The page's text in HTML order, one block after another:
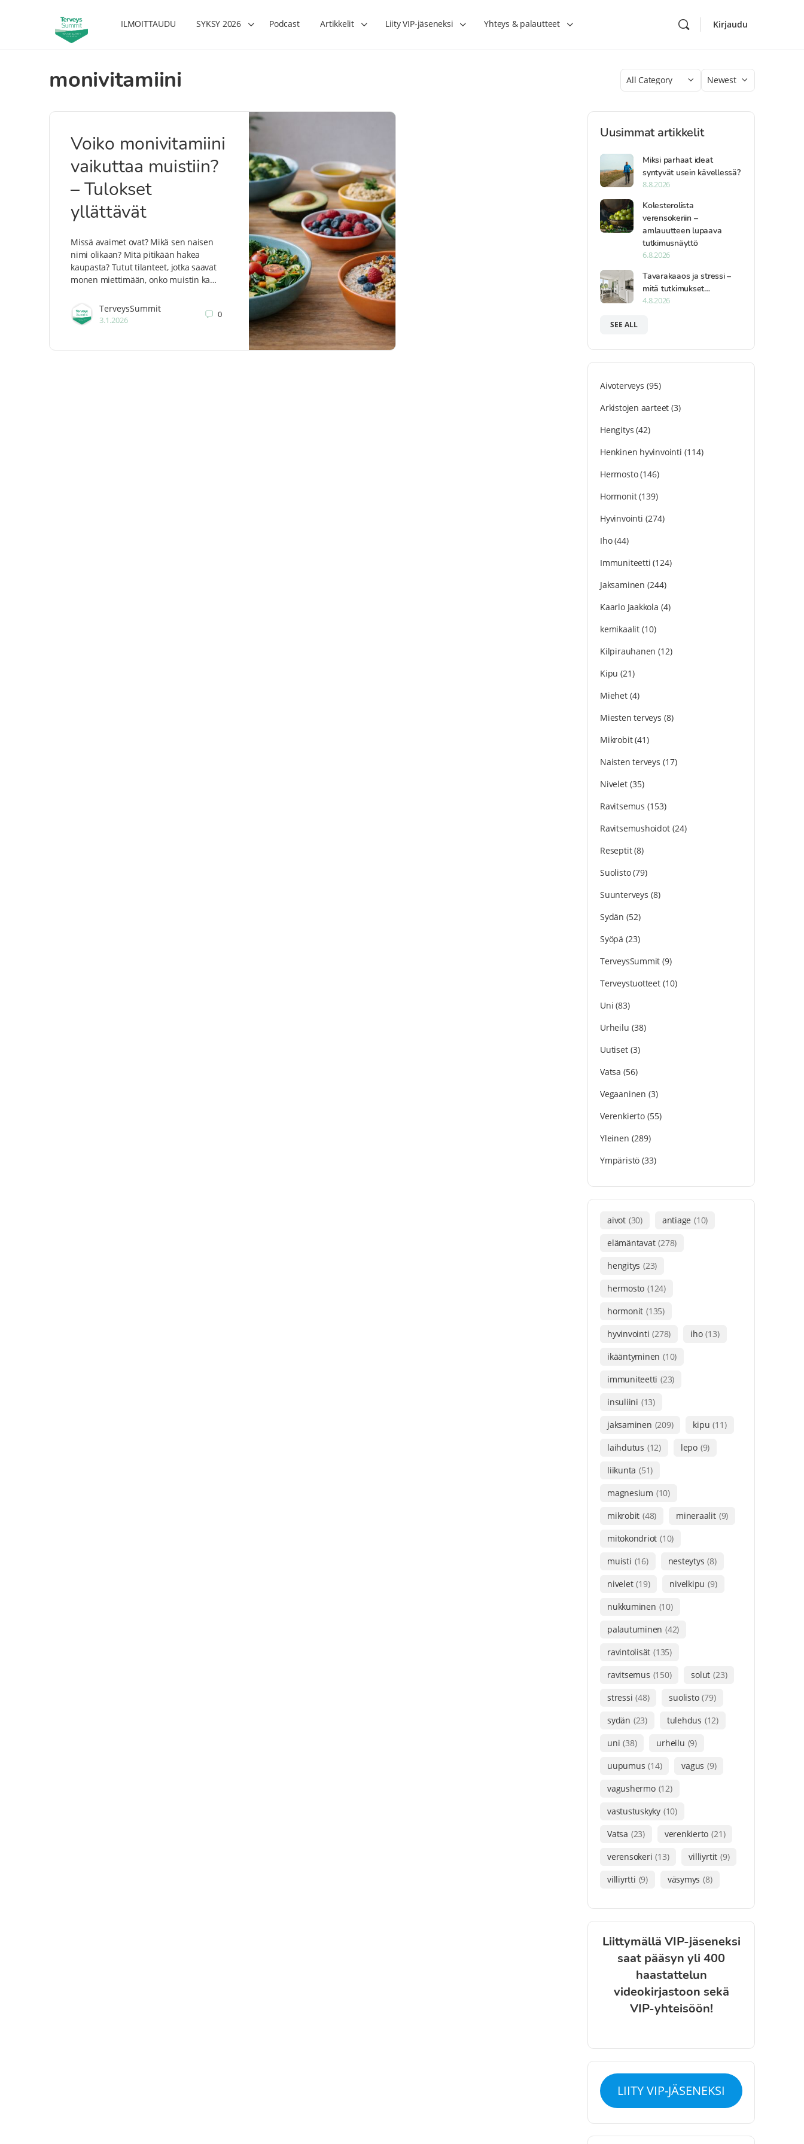
ILMOITTAUDU SYKSY 2026 Podcast Artikkelit Liity VIP-jäseneksi Yhteys & palautteet Kirjaudu
monivitamiini Category
Sort
Voiko monivitamiini
vaikuttaa muistiin?
– Tulokset
yllättävät
Missä avaimet ovat? Mikä sen naisen
nimi olikaan? Mitä pitikään hakea
kaupasta? Tutut tilanteet, jotka saavat
monen miettimään, onko muistin ka…
TerveysSummit
3.1.2026
0
Uusimmat artikkelit
Miksi parhaat ideat
syntyvät usein kävellessä?
8.8.2026
Kolesterolista
verensokeriin –
amlauutteen lupaava
tutkimusnäyttö
6.8.2026
Tavarakaaos ja stressi –
mitä tutkimukset…
4.8.2026
SEE ALL
Aivoterveys (95)
Arkistojen aarteet (3)
Hengitys (42)
Henkinen hyvinvointi (114)
Hermosto(146)
Hormonit(139)
Hyvinvointi (274)
Iho(44)
Immuniteetti (124)
Jaksaminen (244)
Kaarlo Jaakkola (4)
kemikaalit(10)
Kilpirauhanen (12)
Kipu (21)
Miehet(4)
Miesten terveys (8)
Mikrobit(41)
Naisten terveys (17)
Nivelet(35)
Ravitsemus (153)
Ravitsemushoidot(24)
Reseptit(8)
Suolisto(79)
Suunterveys (8)
Sydän (52)
Syöpä (23)
TerveysSummit (9)
Terveystuotteet(10)
Uni (83)
Urheilu (38)
Uutiset(3)
Vatsa (56)
Vegaaninen (3)
Verenkierto(55)
Yleinen (289)
Ympäristö (33)
aivot (30) antiage (10)
elämäntavat (278)
hengitys (23)
hermosto (124)
hormonit (135)
hyvinvointi (278) iho (13)
ikääntyminen (10)
immuniteetti (23)
insuliini (13)
jaksaminen (209) kipu (11)
laihdutus (12) lepo (9)
liikunta (51)
magnesium (10)
mikrobit (48) mineraalit (9)
mitokondriot (10)
muisti (16) nesteytys (8)
nivelet (19) nivelkipu (9)
nukkuminen (10)
palautuminen (42)
ravintolisät (135)
ravitsemus (150) solut (23)
stressi (48) suolisto (79)
sydän (23) tulehdus (12)
uni (38) urheilu (9)
uupumus (14) vagus (9)
vagushermo (12)
vastustuskyky (10)
Vatsa (23) verenkierto (21)
verensokeri (13) villiyrtit (9)
villiyrtti (9) väsymys (8)
Liittymällä VIP-jäseneksi
saat pääsyn yli 400
haastattelun
videokirjastoon sekä
VIP-yhteisöön!
LIITY VIP-JÄSENEKSI